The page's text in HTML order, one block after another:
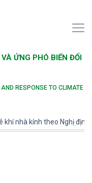
ỨNG PHÓ BIẾN ĐỔI
RESPONSE TO CLIMATE
nhà kính theo Nghị định